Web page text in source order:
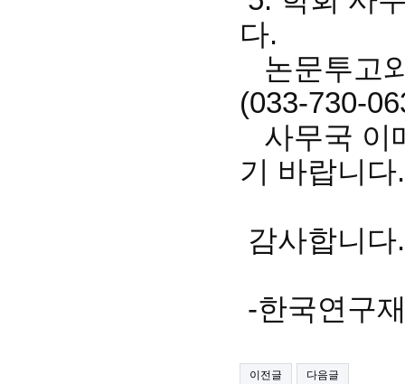
다.
논문투고
(033-730-
사무국 이
기 바랍니다.
감사합니다.
-한국연구
이전글 다음글